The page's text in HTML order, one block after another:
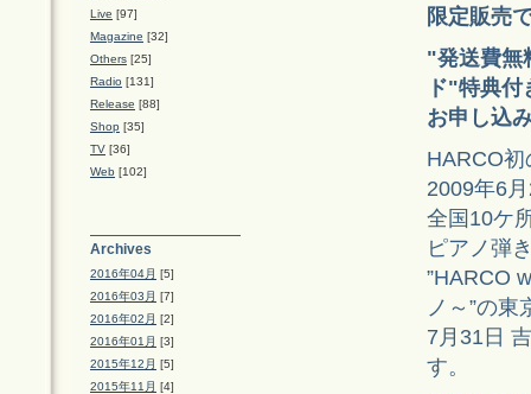
Live [97]
Magazine [32]
Others [25]
Radio [131]
Release [88]
Shop [35]
TV [36]
Web [102]
Archives
2016年04月 [5]
2016年03月 [7]
2016年02月 [2]
2016年01月 [3]
2015年12月 [5]
2015年11月 [4]
限定販売
"発送費無
ド"特典
お申し込
HARCO
2009年6
全国10ケ
ピアノ弾
”HARCO
ノ～”の東
7月31日
す。